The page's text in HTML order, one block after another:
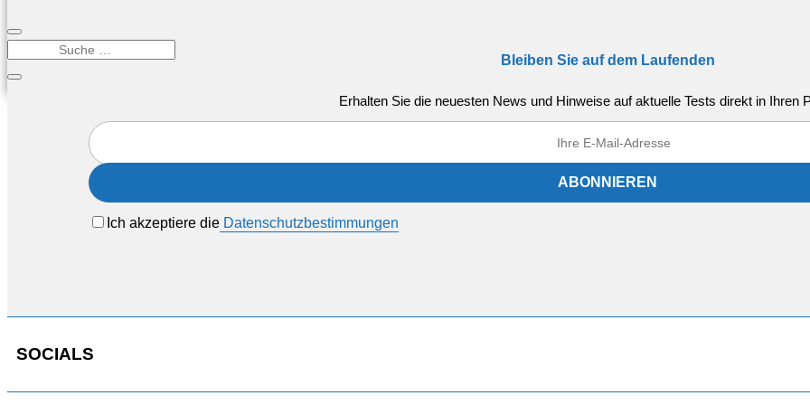
Bleiben Sie auf dem Laufenden
Erhalten Sie die neuesten News und Hinweise auf aktuelle Tests direkt in Ihren
Ich akzeptiere die Datenschutzbestimmungen
SOCIALS